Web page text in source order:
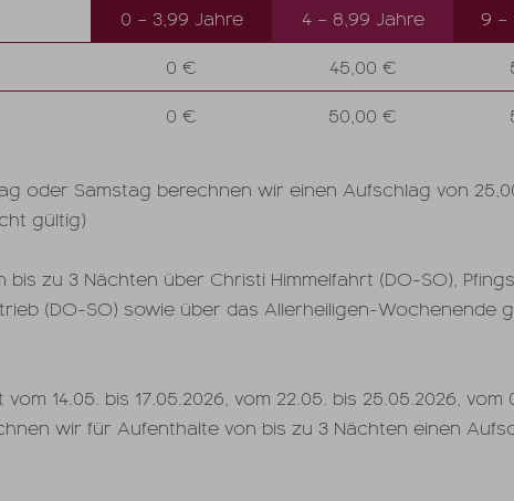
0 – 3,99 Jahre 4 – 8,99 Jahre 9 –
0 € 45,00 €
0 € 50,00 €
oder Samstag berechnen wir einen Aufschlag von
gültig)
bis zu 3 Nächten über Christi Himmelfahrt (DO-SO),
(DO-SO) sowie über das Allerheiligen-
14.05. bis 17.05.2026, vom 22.05. bis 25.05.2026,
wir für Aufenthalte von bis zu 3 Nächten einen